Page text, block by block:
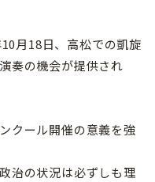
月18日、高松での凱旋
奏の機会が提供され
クール開催の意義を強
治の状況は必ずしも理